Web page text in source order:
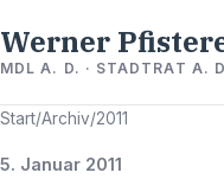
Werner
MDL A. D. · STADTRAT A.
Start/Archiv/2011
5. Januar 2011